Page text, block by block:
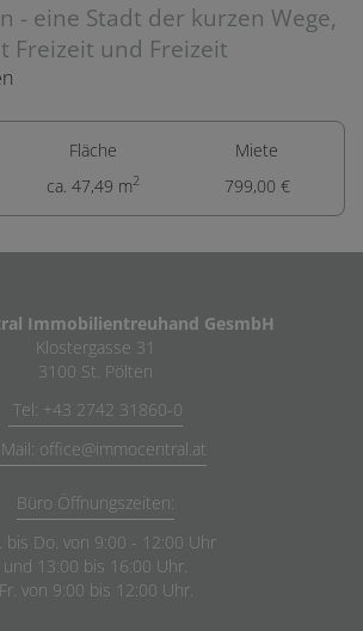
- eine Stadt der kurzen Wege,
Freizeit und Freizeit
Fläche
ca. 47,49 m2
Miete
799,00 €
Immobilientreuhand GesmbH
Klostergasse 31
3100 St. Pölten
Tel: +43 2742 31860-0
office@immocentral.at
Büro Öffnungszeiten:
bis Do. von 9:00 - 12:00 Uhr
und 13:00 bis 16:00 Uhr.
Fr. von 9:00 bis 12:00 Uhr.